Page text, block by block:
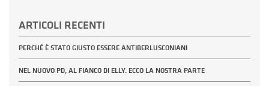
ARTICOLI RECENTI
PERCHÉ È STATO GIUSTO ESSERE ANTIBERLUSCONIANI
NEL NUOVO PD, AL FIANCO DI ELLY. ECCO LA NOSTRA PARTE